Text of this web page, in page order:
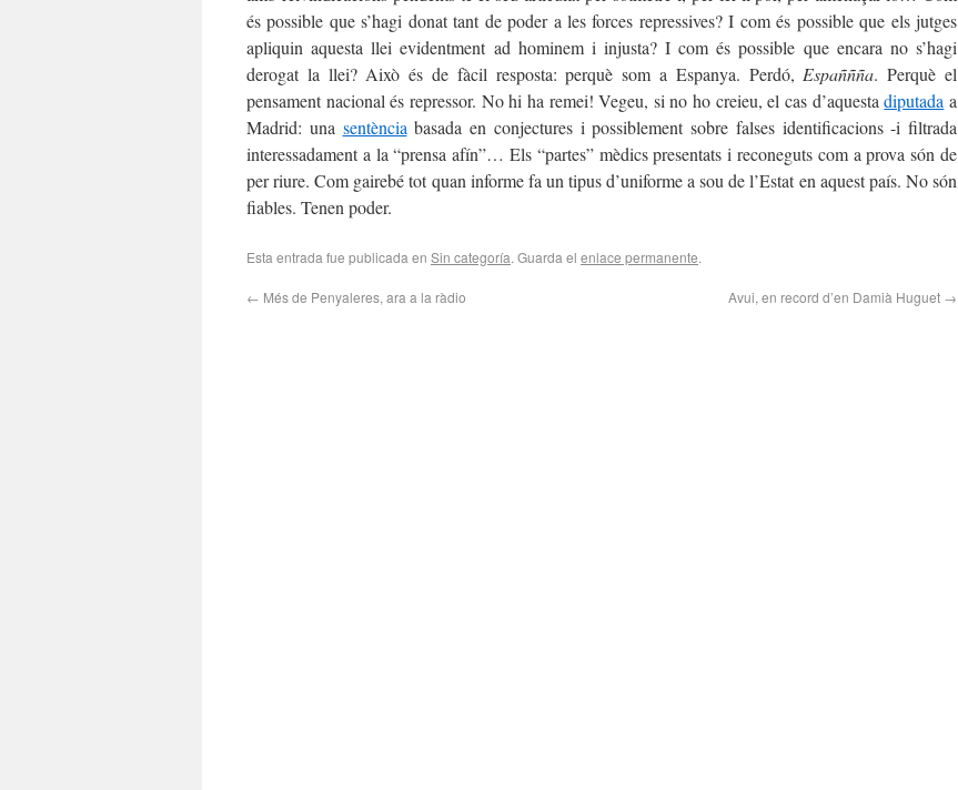
és possible que s’hagi donat tant de poder a les forces repressives? I com és possible que els jutges
apliquin aquesta llei evidentment ad hominem i injusta? I com és possible que encara no s’hagi
derogat la llei? Això és de fàcil resposta: perquè som a Espanya. Perdó, Españñña. Perquè el
pensament nacional és repressor. No hi ha remei! Vegeu, si no ho creieu, el cas d’aquestadiputada a
Madrid: una sentència basada en conjectures i possiblement sobre falses identificacions -i filtrada
interessadament a la “prensa afín”… Els “partes” mèdics presentats i reconeguts com a prova són de
per riure. Com gairebé tot quan informe fa un tipus d’uniforme a sou de l’Estat en aquest país. No són
fiables. Tenen poder.
Esta entrada fue publicada en Sin categoría. Guarda el enlace permanente.
← Més de Penyaleres, ara a la ràdio Avui, en record d’en Damià Huguet →